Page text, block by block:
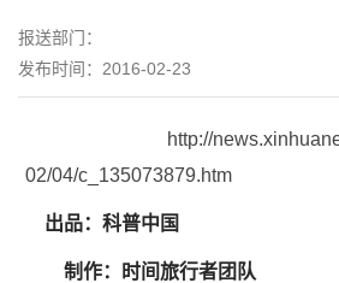
报送部门：
发布时间：2016-02-23
http://
02/04/c_135073879.htm
出品：科普中国
制作：时间旅行者团队